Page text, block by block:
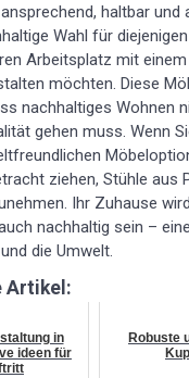
haltbar und
Wahl für
Arbeitsplatz mit
möchten. Diese
nachhaltiges Wohnen
gehen muss. Wenn
ziehen, Stühle aus
Ihr Zuhause
nachhaltig sein –
die Umwelt.
Artikel:
in
ideen für
Robuste